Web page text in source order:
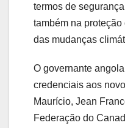
termos de
também na
das mudanças
O governante
credenciais aos
Maurício, Jean
Federação do